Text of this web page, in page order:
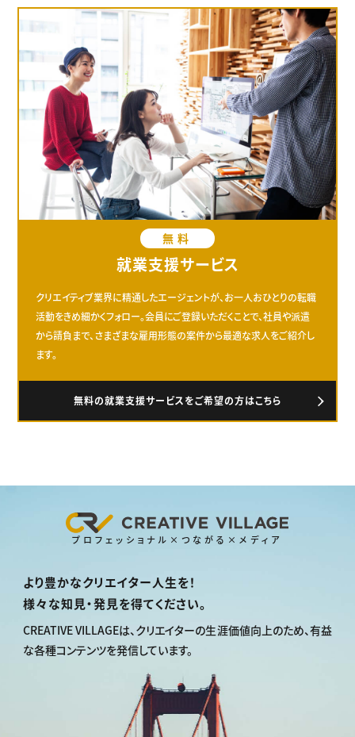
無料
就業支援サービス
クリエイティブ業界に精通したエージェントが、お一人おひとりの転職
活動をきめ細かくフォロー。会員にご登録いただくことで、社員や派遣
から請負まで、さまざまな雇用形態の案件から最適な求人をご紹介し
ます。
無料の就業支援サービスをご希望の方はこちら
プロフェッショナル×つながる×メディア
より豊かなクリエイター人生を！
様々な知見・発見を得てください。
CREATIVE VILLAGEは、 クリエイターの生涯価値向上のため、有益
な各種コンテンツを発信しています。